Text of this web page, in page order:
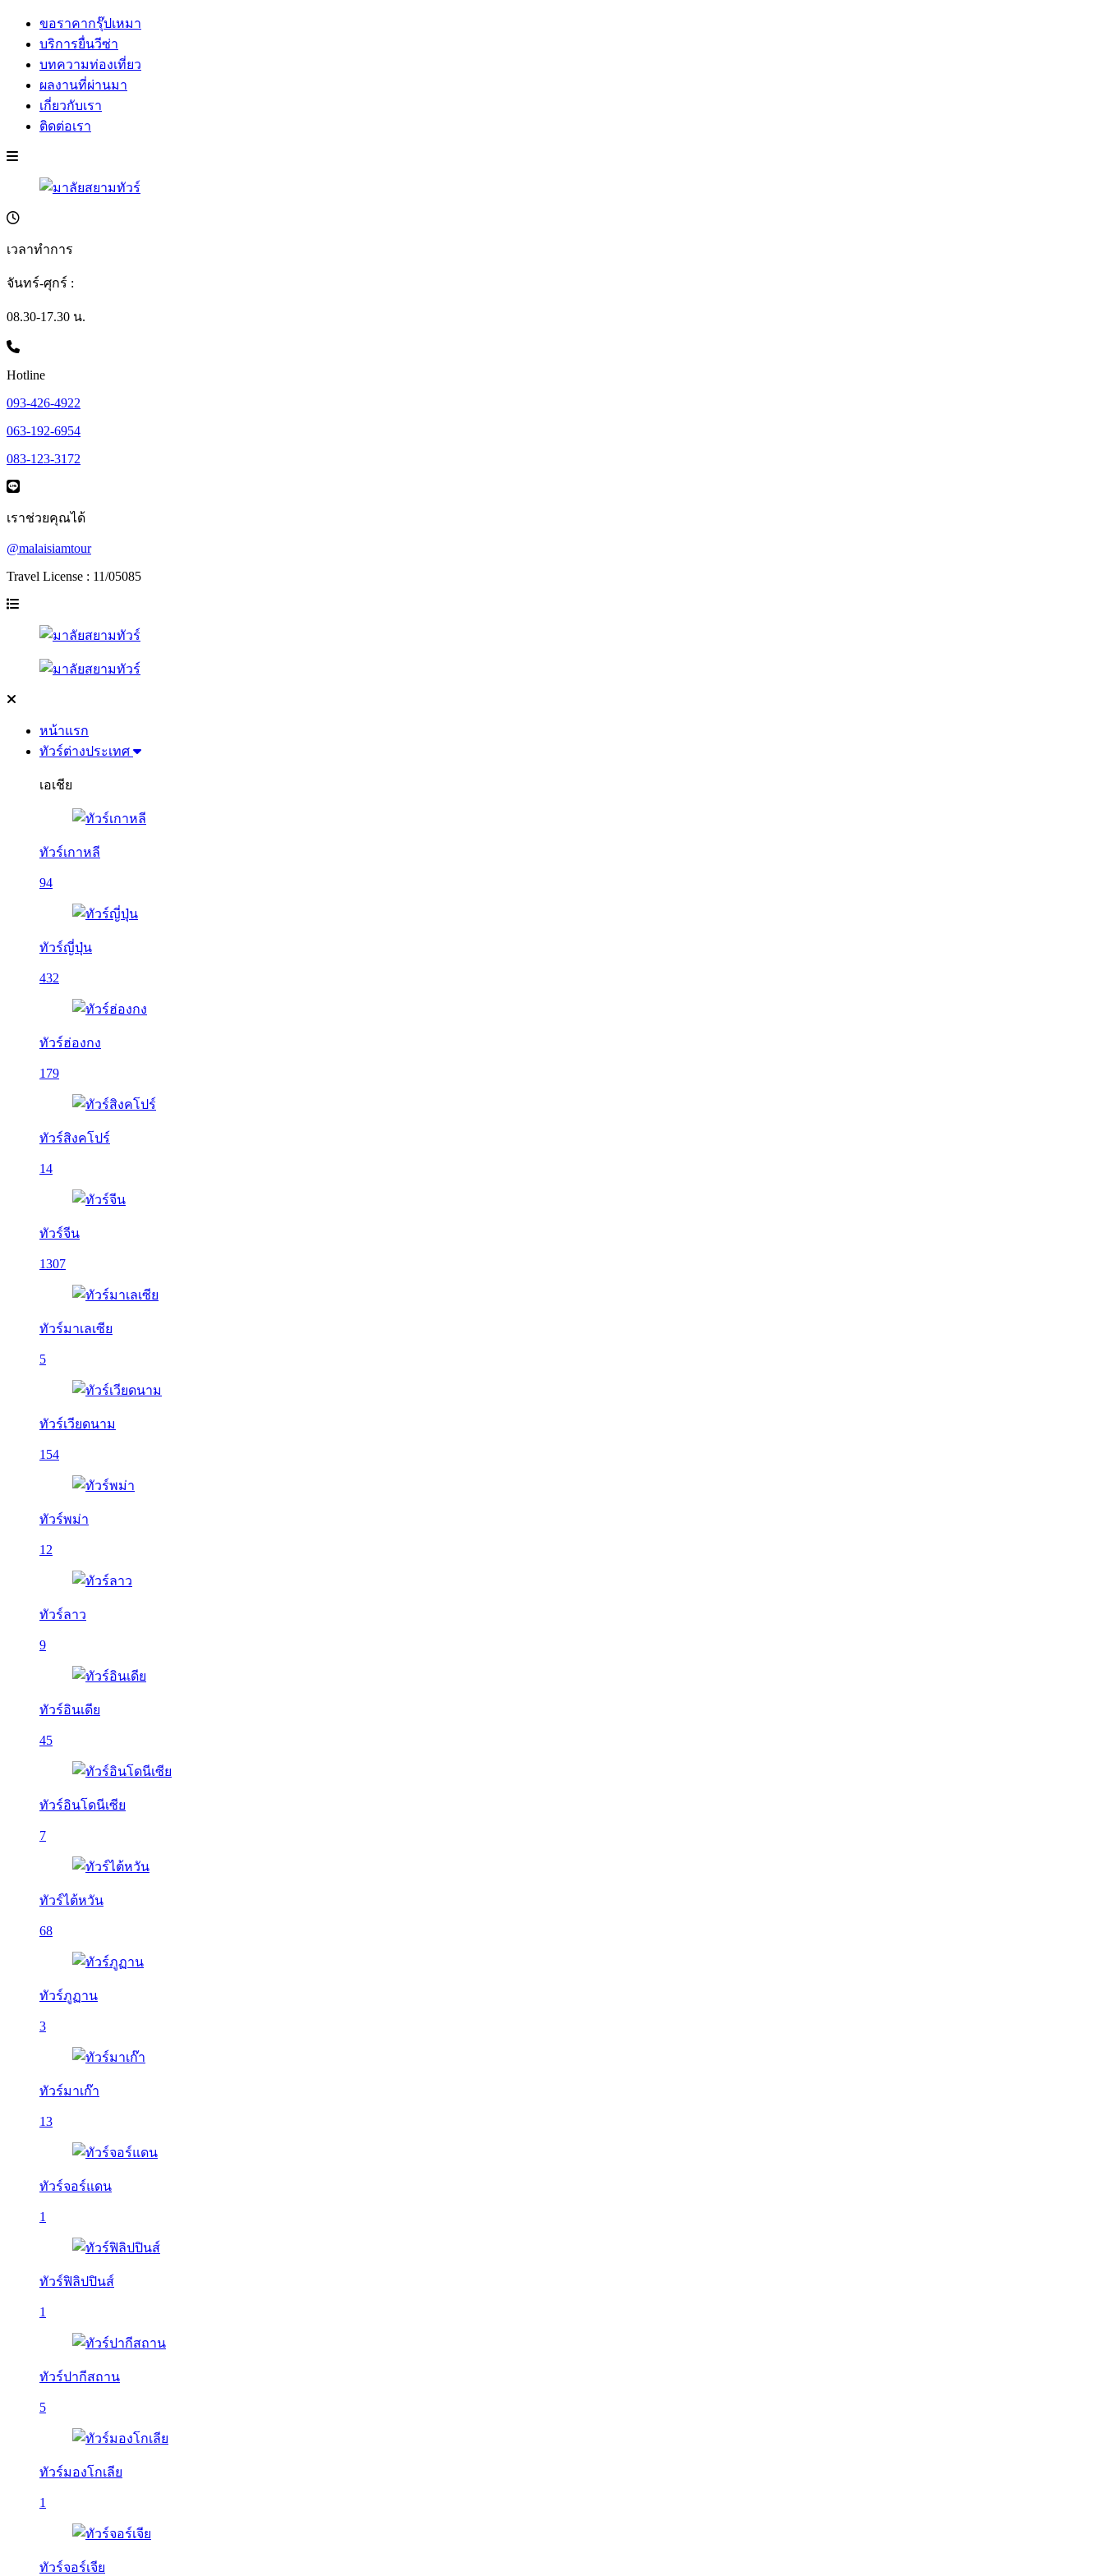
ขอราคากรุ๊ปเหมา
บริการยื่นวีซ่า
บทความท่องเที่ยว
ผลงานที่ผ่านมา
เกี่ยวกับเรา
ติดต่อเรา
เวลาทำการ
จันทร์-ศุกร์ :
08.30-17.30 น.
Hotline
093-426-4922
063-192-6954
083-123-3172
เราช่วยคุณได้
@malaisiamtour
Travel License : 11/05085
หน้าแรก
ทัวร์ต่างประเทศ
เอเชีย
ทัวร์เกาหลี
94
ทัวร์ญี่ปุ่น
432
ทัวร์ฮ่องกง
179
ทัวร์สิงคโปร์
14
ทัวร์จีน
1307
ทัวร์มาเลเซีย
5
ทัวร์เวียดนาม
154
ทัวร์พม่า
12
ทัวร์ลาว
9
ทัวร์อินเดีย
45
ทัวร์อินโดนีเซีย
7
ทัวร์ไต้หวัน
68
ทัวร์ภูฏาน
3
ทัวร์มาเก๊า
13
ทัวร์จอร์แดน
1
ทัวร์ฟิลิปปินส์
1
ทัวร์ปากีสถาน
5
ทัวร์มองโกเลีย
1
ทัวร์จอร์เจีย